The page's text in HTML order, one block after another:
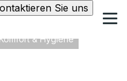
Sie uns
& Hygiene